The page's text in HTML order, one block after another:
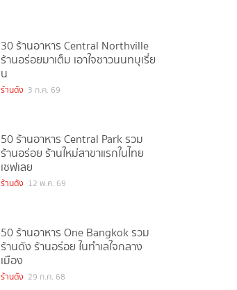
30 ร้านอาหาร Central Northville
ร้านอร่อยมาเต็ม เอาใจชาวนนทบุเรี่ย
น
ร้านดัง 3 ก.ค. 69
50 ร้านอาหาร Central Park รวม
ร้านอร่อย ร้านใหม่สาขาแรกในไทย
เซฟเลย
ร้านดัง 12 พ.ค. 69
50 ร้านอาหาร One Bangkok รวม
ร้านดัง ร้านอร่อย ในทำเลใจกลาง
เมือง
ร้านดัง 29 ก.ค. 68